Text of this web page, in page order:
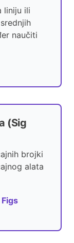
liniju ili
naučiti
(Sig
brojki
alata